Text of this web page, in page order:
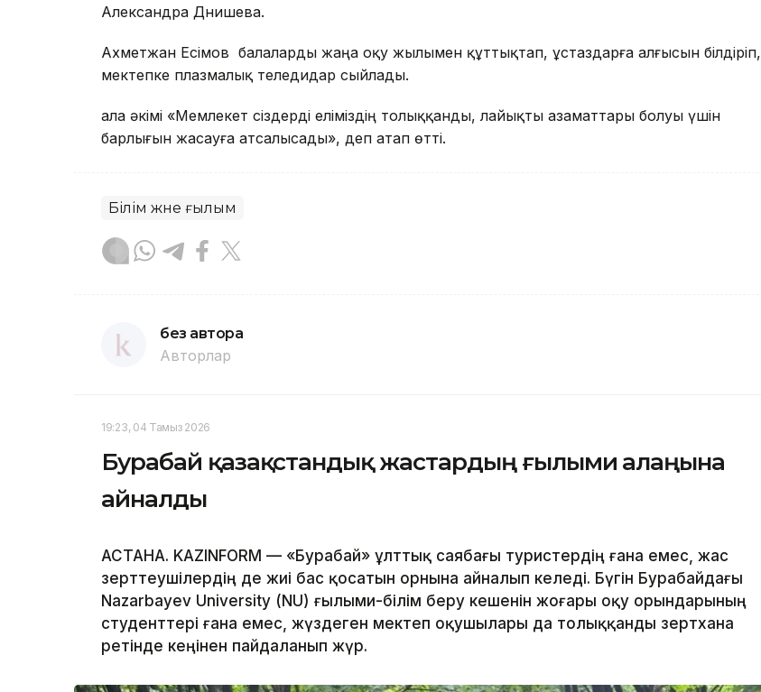
Александра Днишева.
Ахметжан Есімов балаларды жаңа оқу жылымен құттықтап, ұстаздарға алғысын білдіріп,
мектепке плазмалық теледидар сыйлады.
Қала әкімі «Мемлекет сіздерді еліміздің толыққанды, лайықты азаматтары болуы үшін
барлығын жасауға атсалысады», деп атап өтті.
Білім және ғылым
без автора
Авторлар
19:23, 04 Тамыз 2026
Бурабай қазақстандық жастардың ғылыми алаңына
айналды
АСТАНА. KAZINFORM — «Бурабай» ұлттық саябағы туристердің ғана емес, жас
зерттеушілердің де жиі бас қосатын орнына айналып келеді. Бүгін Бурабайдағы
Nazarbayev University (NU) ғылыми-білім беру кешенін жоғары оқу орындарының
студенттері ғана емес, жүздеген мектеп оқушылары да толыққанды зертхана
ретінде кеңінен пайдаланып жүр.